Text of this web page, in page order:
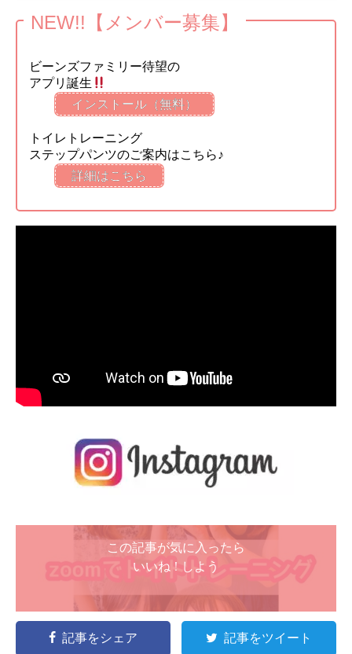
NEW!!【メンバー募集】
ビーンズファミリー待望の
アプリ誕生
インストール（無料）
トイレトレーニング
ステップパンツのご案内はこちら♪
詳細はこちら
この記事が気に入ったら
いいね ! しよう
記事をシェア 記事をツイート